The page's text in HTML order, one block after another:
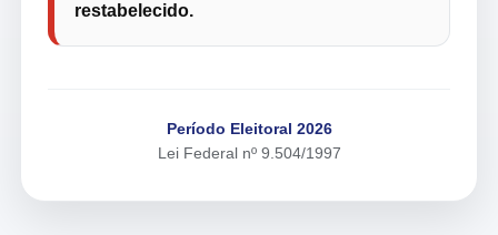
restabelecido.
Período Eleitoral 2026
Lei Federal nº 9.504/1997